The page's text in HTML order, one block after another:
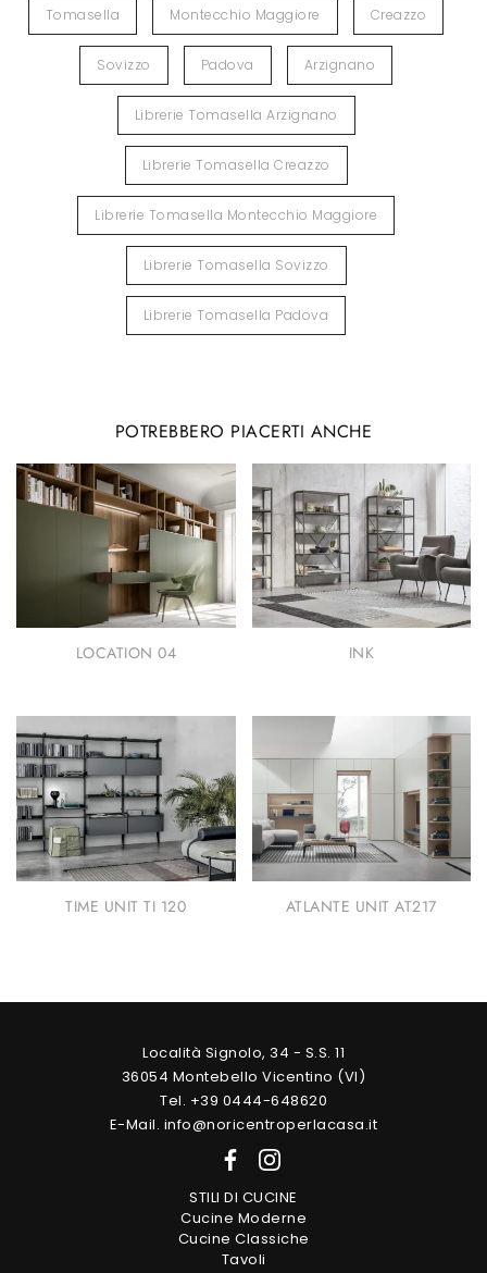
Tomasella Montecchio Maggiore Creazzo
Sovizzo Padova Arzignano
Librerie Tomasella Arzignano
Librerie Tomasella Creazzo
Librerie Tomasella Montecchio Maggiore
Librerie Tomasella Sovizzo
Librerie Tomasella Padova
POTREBBERO PIACERTI ANCHE
LOCATION 04 INK
TIME UNIT TI 120 ATLANTE UNIT AT217
Località Signolo, 34 - S.S. 11
36054 Montebello Vicentino (VI)
Tel. +39 0444-648620
E-Mail. info@noricentroperlacasa.it
STILI DI CUCINE
Cucine Moderne
Cucine Classiche
Tavoli